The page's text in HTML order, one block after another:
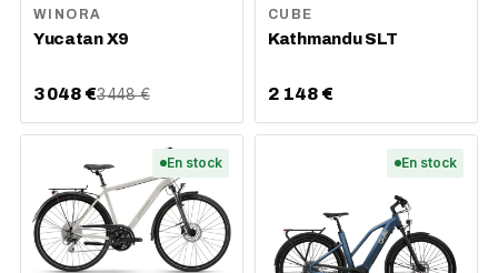
WINORA
Yucatan X9
3 048 €3 448 €
CUBE
Kathmandu SLT
2 148 €
En stock En stock